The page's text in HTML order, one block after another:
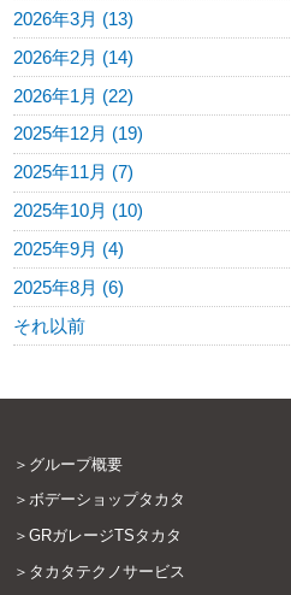
2026年3月 (13)
2026年2月 (14)
2026年1月 (22)
2025年12月 (19)
2025年11月 (7)
2025年10月 (10)
2025年9月 (4)
2025年8月 (6)
それ以前
グループ概要
ボデーショップタカタ
GRガレージTSタカタ
タカタテクノサービス